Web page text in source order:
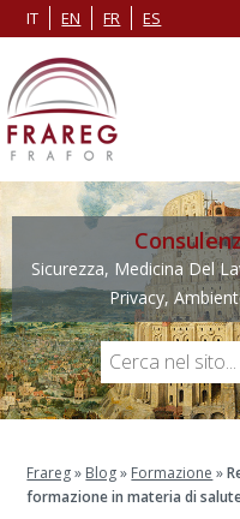
IT EN FR ES
Sicurezza, Medicina Del
Privacy,
Frareg» Blog» Formazione »
formazione in materia di